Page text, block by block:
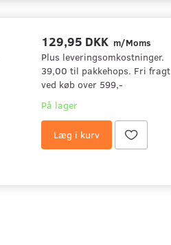
129,95 DKK m/Moms
Plus leveringsomkostninger.
39,00 til pakkehops. Fri fragt
ved køb over 599,-
På lager
Læg i kurv